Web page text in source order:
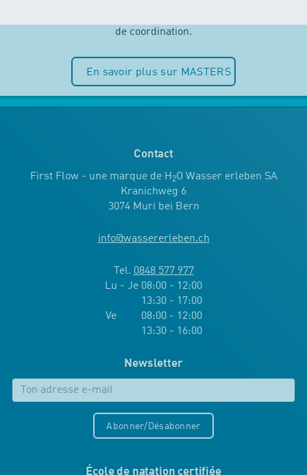
de coordination.
En savoir plus sur MASTERS
Contact
First Flow - une marque de H2O Wasser erleben SA
Kranichweg 6
3074 Muri bei Bern
info@wassererleben.ch
Tel. 0848 577 977
Lu - Je 08:00 - 12:00
13:30 - 17:00
Ve 08:00 - 12:00
13:30 - 16:00
Newsletter
Abonner/Désabonner
École de natation certifiée